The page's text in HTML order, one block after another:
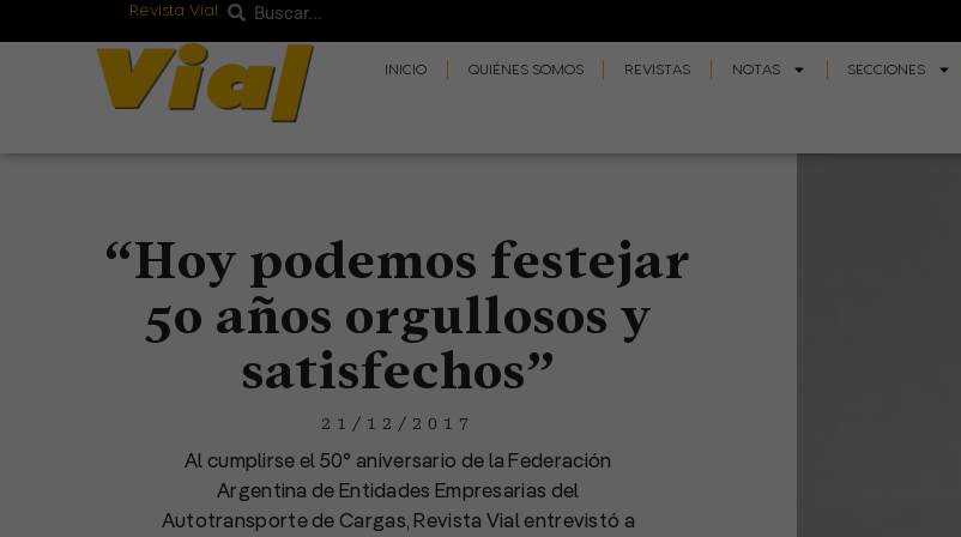
Revista Vial Buscar
Buscar
INICIO QUIÉNES SOMOS REVISTAS NOTAS SECCIONES
“Hoy podemos festejar
50 años orgullosos y
satisfechos”
21/12/2017
Al cumplirse el 50° aniversario de la Federación
Argentina de Entidades Empresarias del
Autotransporte de Cargas, Revista Vial entrevistó a